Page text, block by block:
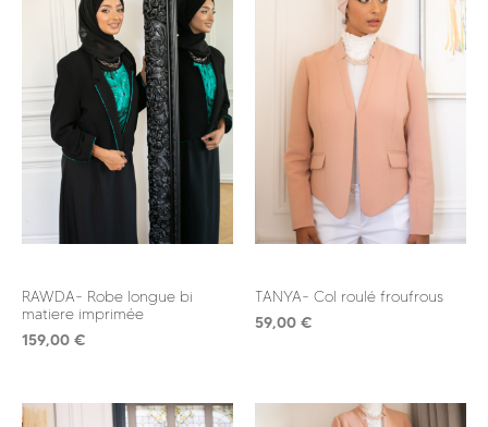
RAWDA- Robe longue bi
matiere imprimée
159,00 €
TANYA- Col roulé froufrous
59,00 €